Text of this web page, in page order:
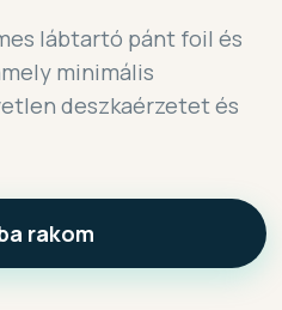
lábtartó pánt foil és
minimális
deszkaérzetet és
rakom